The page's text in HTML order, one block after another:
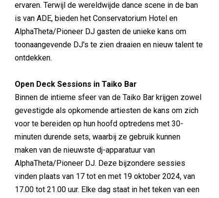
ervaren. Terwijl de wereldwijde dance scene in de ban
is van ADE, bieden het Conservatorium Hotel en
AlphaTheta/Pioneer DJ gasten de unieke kans om
toonaangevende DJ's te zien draaien en nieuw talent te
ontdekken.
Open Deck Sessions in Taiko Bar
Binnen de intieme sfeer van de Taiko Bar krijgen zowel
gevestigde als opkomende artiesten de kans om zich
voor te bereiden op hun hoofd optredens met 30-
minuten durende sets, waarbij ze gebruik kunnen
maken van de nieuwste dj-apparatuur van
AlphaTheta/Pioneer DJ. Deze bijzondere sessies
vinden plaats van 17 tot en met 19 oktober 2024, van
17.00 tot 21.00 uur. Elke dag staat in het teken van een